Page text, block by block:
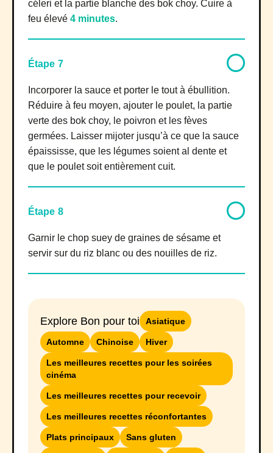
céleri et la partie blanche des bok choy. Cuire à
feu élevé 4 minutes.
Étape 7
Incorporer la sauce et porter le tout à ébullition.
Réduire à feu moyen, ajouter le poulet, la partie
verte des bok choy, le poivron et les fèves
germées. Laisser mijoter jusqu’à ce que la sauce
épaississe, que les légumes soient al dente et
que le poulet soit entièrement cuit.
Étape 8
Garnir le chop suey de graines de sésame et
servir sur du riz blanc ou des nouilles de riz.
Explore Bon pour toi Asiatique
Automne Chinoise Hiver
Les meilleures recettes pour les soirées
cinéma
Les meilleures recettes pour recevoir
Les meilleures recettes réconfortantes
Plats principaux Sans gluten